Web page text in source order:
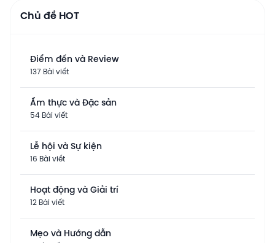
Chủ đề HOT
Điểm đến và Review
137 Bài viết
Ẩm thực và Đặc sản
54 Bài viết
Lễ hội và Sự kiện
16 Bài viết
Hoạt động và Giải trí
12 Bài viết
Mẹo và Hướng dẫn